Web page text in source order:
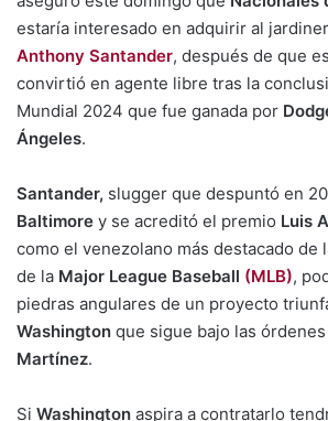
estaría interesado en adquirir al
Anthony Santander, después de que
convirtió en agente libre tras la
Mundial 2024 que fue ganada por
Ángeles.
Santander, slugger que despuntó en
Baltimore y se acreditó el premio Luis
como el venezolano más destacado de
de la Major League Baseball (MLB),
piedras angulares de un proyecto
Washington que sigue bajo las
Martínez.
Si Washington aspira a contratarlo